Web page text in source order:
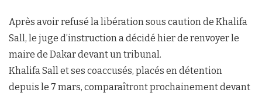
Après avoir refusé la libération sous caution de Khalifa
Sall, le juge d’instruction a décidé hier de renvoyer le
maire de Dakar devant un tribunal.
Khalifa Sall et ses coaccusés, placés en détention
depuis le 7 mars, comparaîtront prochainement devant